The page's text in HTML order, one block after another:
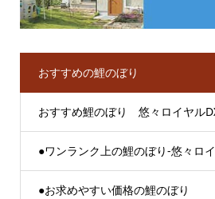
おすすめの鯉のぼり
おすすめ鯉のぼり 悠々ロイヤル
●ワンランク上の鯉のぼり-悠々ロ
●お求めやすい価格の鯉のぼり